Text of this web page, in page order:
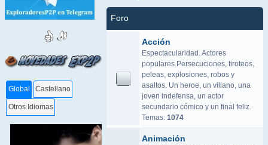
Global Castellano
Otros Idiomas
Foro
Acción
Espectacularidad. Actores
populares.Persecuciones, tiroteos,
peleas, explosiones, robos y
asaltos. Un heroe, un villano, una
joven indefensa, un actor
secundario cómico y un final feliz.
Temas: 1074
Animación